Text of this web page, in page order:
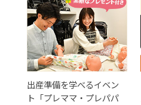
出産準備を学べるイベン
ト「プレママ・プレパパ